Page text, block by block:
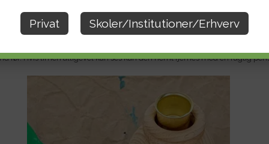
Privat Skoler/Institutioner/Erhverv
træringe (6822-7006) fast rundt om lysholderen. Lim ringene fast med
før. Hvis limen alligevel kan ses kan den nemt fjernes med en fugtig